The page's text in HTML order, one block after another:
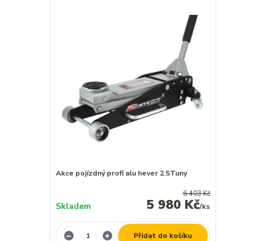
Akce pojízdný profi alu hever 2.5Tuny
6 403 Kč
5 980 Kč/ks
Skladem
Přidat do košíku